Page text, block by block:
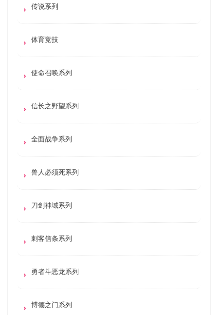
传说系列
体育竞技
使命召唤系列
信长之野望系列
全面战争系列
兽人必须死系列
刀剑神域系列
刺客信条系列
勇者斗恶龙系列
博德之门系列